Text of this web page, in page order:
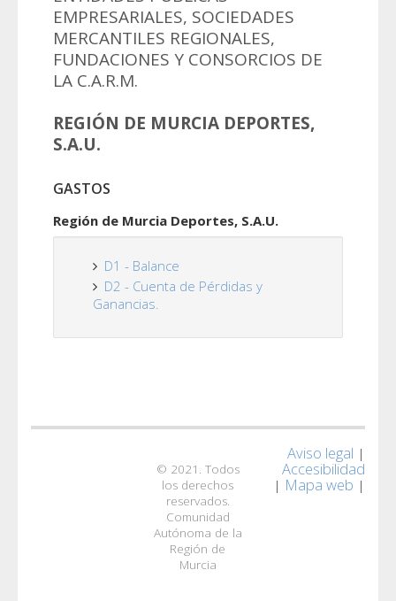
EMPRESARIALES, SOCIEDADES
MERCANTILES REGIONALES,
FUNDACIONES Y CONSORCIOS DE
LA C.A.R.M.
REGIÓN DE MURCIA DEPORTES,
S.A.U.
GASTOS
Región de Murcia Deportes, S.A.U.
D1 - Balance
D2 - Cuenta de Pérdidas y
Ganancias.
© 2021. Todos
los derechos
reservados.
Comunidad
Autónoma de la
Región de
Murcia
Aviso legal |
Accesibilidad
| Mapa web |